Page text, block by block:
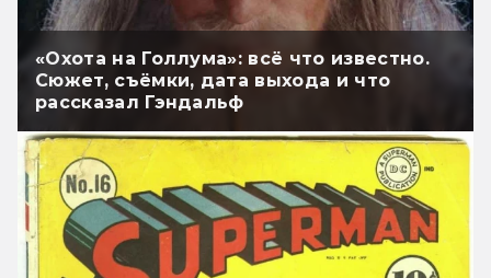
«Охота на Голлума»: всё что известно.
Сюжет, съёмки, дата выхода и что
рассказал Гэндальф